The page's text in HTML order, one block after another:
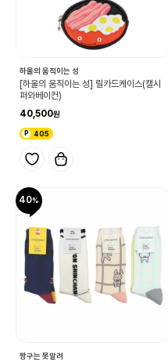
하울의 움직이는 성
[하울의 움직이는 성] 릴카드케이스(캘시
퍼와베이컨)
40,500
405
40
짱구는 못말려